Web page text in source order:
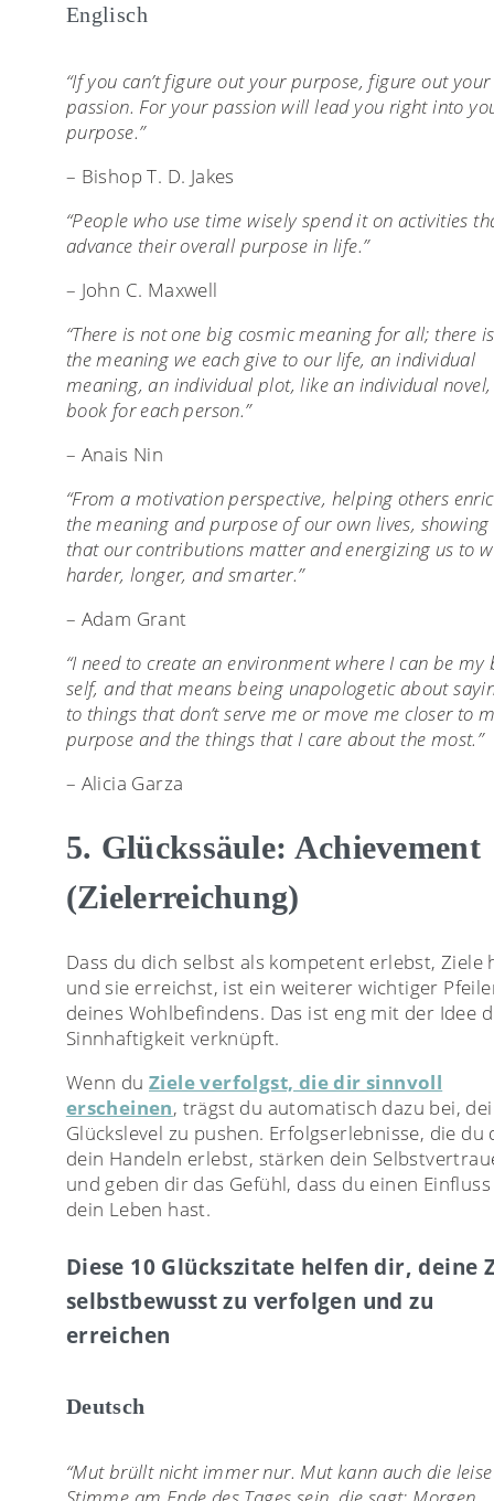
Englisch
“If you can’t figure out your purpose, figure out your
passion. For your passion will lead you right into
purpose.”
– Bishop T. D. Jakes
“People who use time wisely spend it on activities
advance their overall purpose in life.”
– John C. Maxwell
“There is not one big cosmic meaning for all; there
the meaning we each give to our life, an individual
meaning, an individual plot, like an individual
book for each person.”
– Anais Nin
“From a motivation perspective, helping others
the meaning and purpose of our own lives, showing
that our contributions matter and energizing us to
harder, longer, and smarter.”
– Adam Grant
“I need to create an environment where I can be my
self, and that means being unapologetic about
to things that don’t serve me or move me closer to
purpose and the things that I care about the most.”
– Alicia Garza
5. Glückssäule: Achievement
(Zielerreichung)
Dass du dich selbst als kompetent erlebst, Ziele
und sie erreichst, ist ein weiterer wichtiger
deines Wohlbefindens. Das ist eng mit der Idee
Sinnhaftigkeit verknüpft.
Wenn duZiele verfolgst, die dir sinnvoll
erscheinen, trägst du automatisch dazu bei,
Glückslevel zu pushen. Erfolgserlebnisse, die du
dein Handeln erlebst, stärken dein
und geben dir das Gefühl, dass du einen
dein Leben hast.
Diese 10 Glückszitate helfen dir, deine
selbstbewusst zu verfolgen und zu
erreichen
Deutsch
“Mut brüllt nicht immer nur. Mut kann auch die leise